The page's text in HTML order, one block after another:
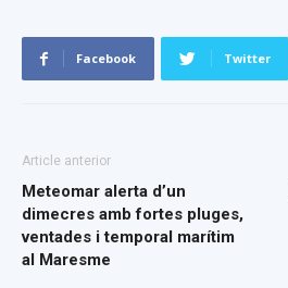
Facebook Twitter
Article anterior
Meteomar alerta d’un
dimecres amb fortes pluges,
ventades i temporal marítim
al Maresme